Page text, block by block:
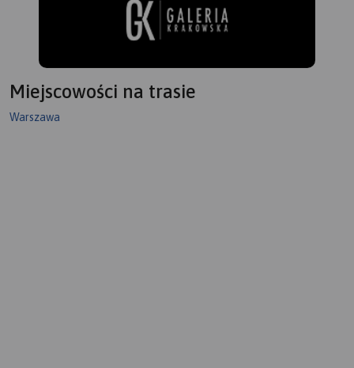
Miejscowości na trasie
Warszawa